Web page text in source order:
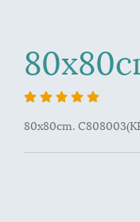
80x80cm.